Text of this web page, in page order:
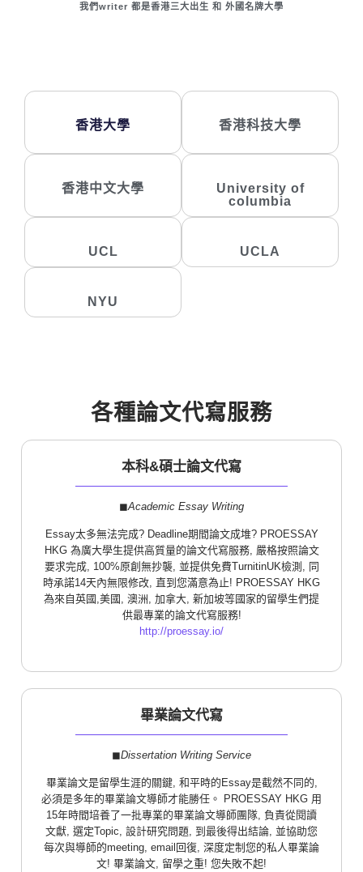
我們writer 都是香港三大出生 和 外國名牌大學
香港大學 香港科技大學
香港中文大學
University of
columbia
UCL UCLA
NYU
各種論文代寫服務
本科&碩士論文代寫
◼︎Academic Essay Writing
Essay太多無法完成? Deadline期間論文成堆? PROESSAY
HKG 為廣大學生提供高質量的論文代寫服務, 嚴格按照論文
要求完成, 100%原創無抄襲, 並提供免費TurnitinUK檢測, 同
時承諾14天內無限修改, 直到您滿意為止! PROESSAY HKG
為來自英國,美國, 澳洲, 加拿大, 新加坡等國家的留學生們提
供最專業的論文代寫服務!
http://proessay.io/
畢業論文代寫
◼︎Dissertation Writing Service
畢業論文是留學生涯的關鍵, 和平時的Essay是截然不同的,
必須是多年的畢業論文導師才能勝任。 PROESSAY HKG 用
15年時間培養了一批專業的畢業論文導師團隊, 負責從閱讀
文獻, 選定Topic, 設計研究問題, 到最後得出結論, 並協助您
每次與導師的meeting, email回復, 深度定制您的私人畢業論
文! 畢業論文, 留學之重! 您失敗不起!